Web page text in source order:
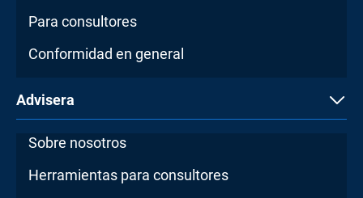
Para consultores
Conformidad en general
Advisera
Sobre nosotros
Herramientas para consultores